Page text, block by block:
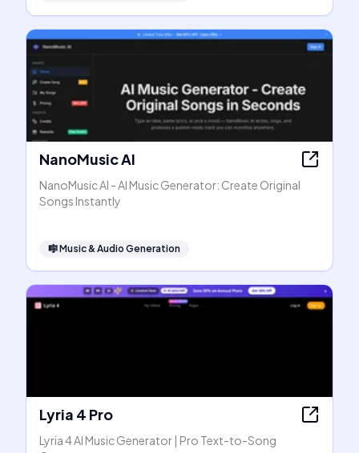
NanoMusic AI
NanoMusic AI - AI Music Generator: Create Original
Songs Instantly
🎼Music & Audio Generation
Lyria 4 Pro
Lyria 4 AI Music Generator | Pro Text-to-Song